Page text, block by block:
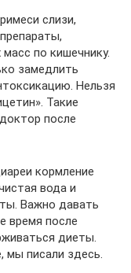
слизи,
по кишечнику.
замедлить
Нельзя
Такие
после
кормление
вода и
Важно давать
время после
диеты.
мы писали здесь.